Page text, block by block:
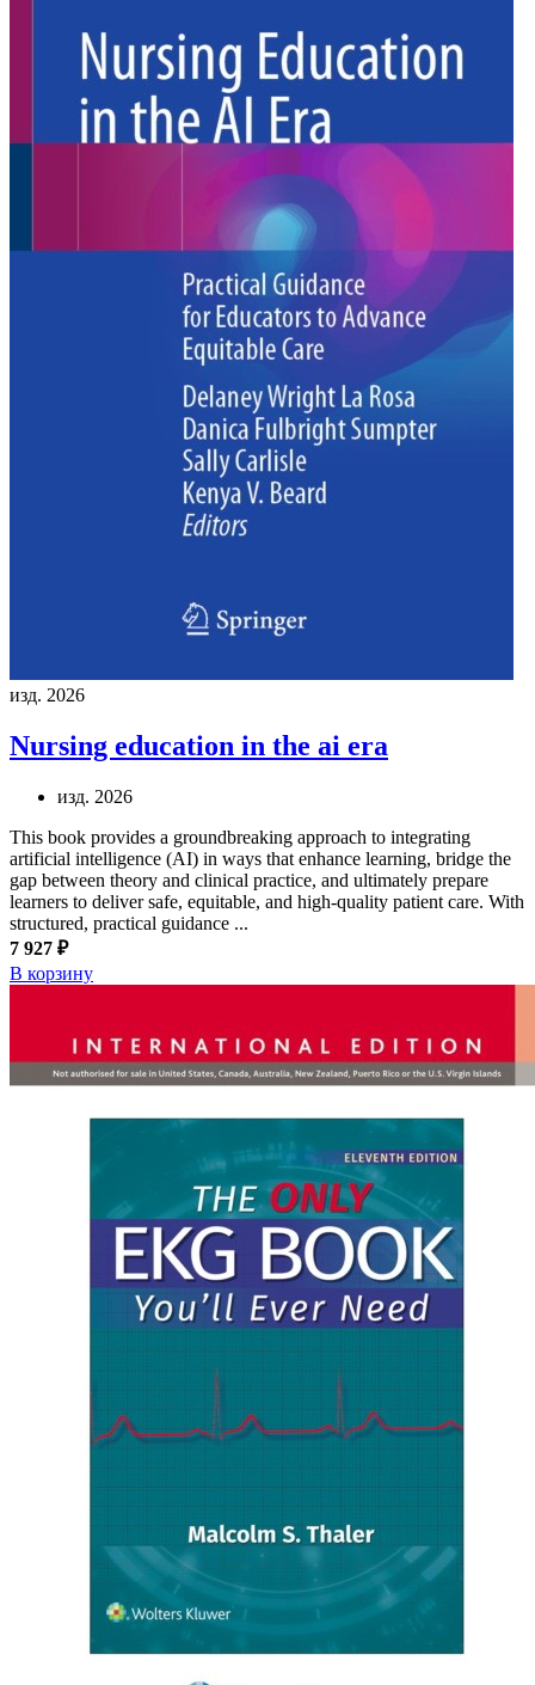
изд. 2026
Nursing education in the ai era
изд. 2026
This book provides a groundbreaking approach to integrating
artificial intelligence (AI) in ways that enhance learning, bridge the
gap between theory and clinical practice, and ultimately prepare
learners to deliver safe, equitable, and high-quality patient care. With
structured, practical guidance ...
7 927 ₽
В корзину